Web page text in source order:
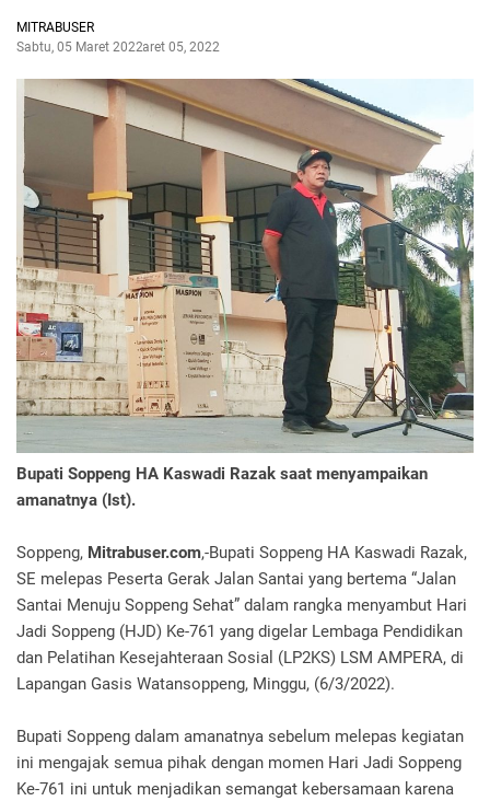
MITRABUSER
Sabtu, 05 Maret 2022Maret 05, 2022
Bupati Soppeng HA Kaswadi Razak saat menyampaikan
amanatnya (Ist).
Soppeng, Mitrabuser.com,-Bupati Soppeng HA Kaswadi Razak,
SE melepas Peserta Gerak Jalan Santai yang bertema “Jalan
Santai Menuju Soppeng Sehat” dalam rangka menyambut Hari
Jadi Soppeng (HJD) Ke-761 yang digelar Lembaga Pendidikan
dan Pelatihan Kesejahteraan Sosial (LP2KS) LSM AMPERA, di
Lapangan Gasis Watansoppeng, Minggu, (6/3/2022).
Bupati Soppeng dalam amanatnya sebelum melepas kegiatan
ini mengajak semua pihak dengan momen Hari Jadi Soppeng
Ke-761 ini untuk menjadikan semangat kebersamaan karena